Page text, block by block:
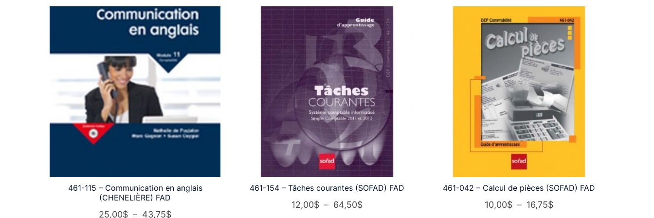
461-115 – Communication en anglais
(CHENELIÈRE) FAD
25,00$ – 43,75$Plage
461-154 – Tâches courantes (SOFAD) FAD
12,00$ – 64,50$Plage
461-042 – Calcul de pièces (SOFAD) FAD
10,00$ – 16,75$Plage